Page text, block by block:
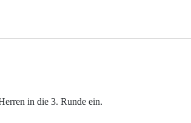
in die 3. Runde ein.